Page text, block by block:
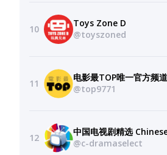
10
Toys Zone D
@toyszoned
11
电影最TOP唯一官方频道
@top9771
12
@c-dramaselect